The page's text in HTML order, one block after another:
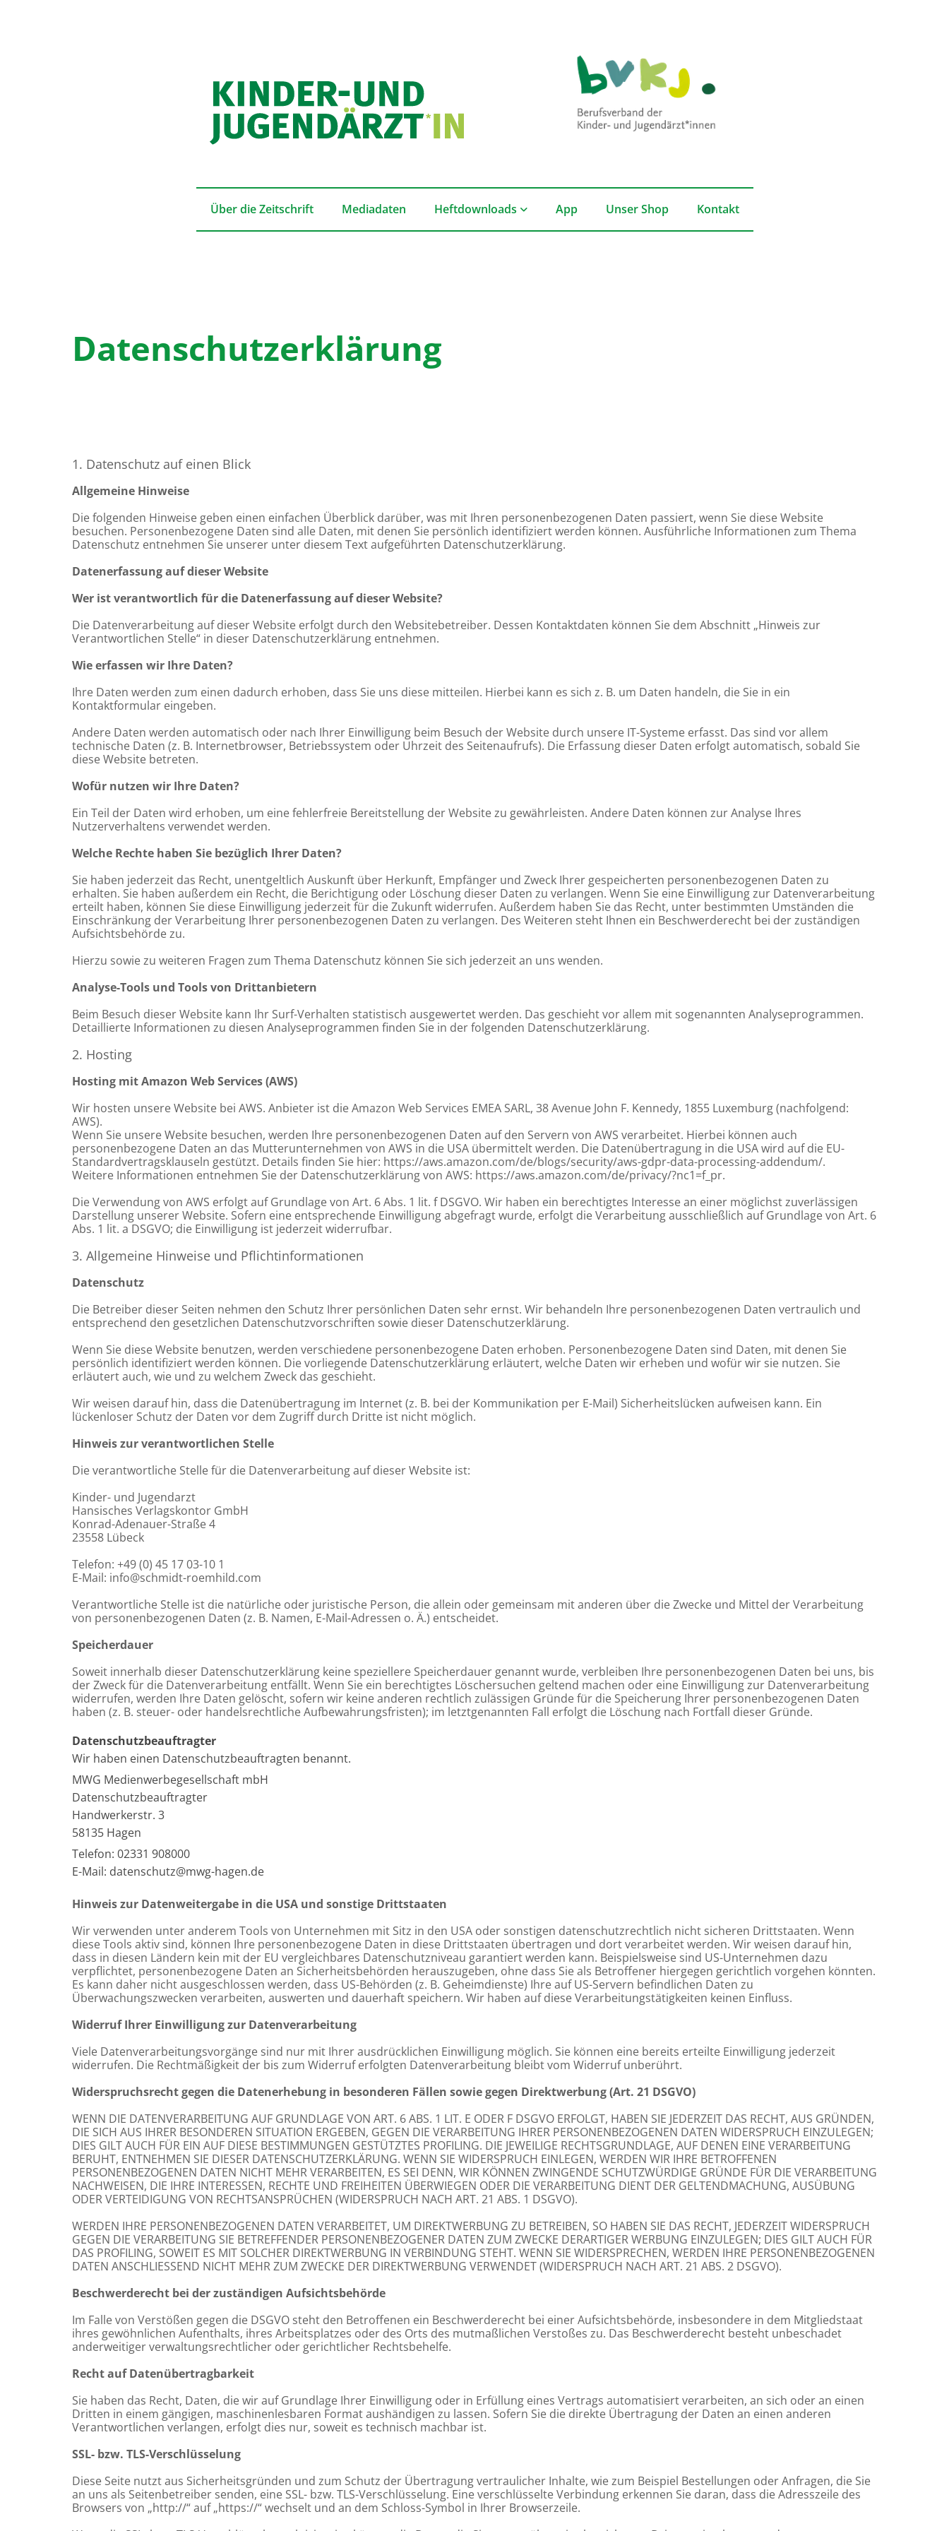
Über die Zeitschrift Mediadaten Heftdownloads App Unser Shop Kontakt
Datenschutzerklärung
1. Datenschutz auf einen Blick
Allgemeine Hinweise
Die folgenden Hinweise geben einen einfachen Überblick darüber, was mit Ihren personenbezogenen Daten passiert, wenn Sie diese Website
besuchen. Personenbezogene Daten sind alle Daten, mit denen Sie persönlich identifiziert werden können. Ausführliche Informationen zum Thema
Datenschutz entnehmen Sie unserer unter diesem Text aufgeführten Datenschutzerklärung.
Datenerfassung auf dieser Website
Wer ist verantwortlich für die Datenerfassung auf dieser Website?
Die Datenverarbeitung auf dieser Website erfolgt durch den Websitebetreiber. Dessen Kontaktdaten können Sie dem Abschnitt „Hinweis zur
Verantwortlichen Stelle“ in dieser Datenschutzerklärung entnehmen.
Wie erfassen wir Ihre Daten?
Ihre Daten werden zum einen dadurch erhoben, dass Sie uns diese mitteilen. Hierbei kann es sich z. B. um Daten handeln, die Sie in ein
Kontaktformular eingeben.
Andere Daten werden automatisch oder nach Ihrer Einwilligung beim Besuch der Website durch unsere IT-Systeme erfasst. Das sind vor allem
technische Daten (z. B. Internetbrowser, Betriebssystem oder Uhrzeit des Seitenaufrufs). Die Erfassung dieser Daten erfolgt automatisch, sobald Sie
diese Website betreten.
Wofür nutzen wir Ihre Daten?
Ein Teil der Daten wird erhoben, um eine fehlerfreie Bereitstellung der Website zu gewährleisten. Andere Daten können zur Analyse Ihres
Nutzerverhaltens verwendet werden.
Welche Rechte haben Sie bezüglich Ihrer Daten?
Sie haben jederzeit das Recht, unentgeltlich Auskunft über Herkunft, Empfänger und Zweck Ihrer gespeicherten personenbezogenen Daten zu
erhalten. Sie haben außerdem ein Recht, die Berichtigung oder Löschung dieser Daten zu verlangen. Wenn Sie eine Einwilligung zur Datenverarbeitung
erteilt haben, können Sie diese Einwilligung jederzeit für die Zukunft widerrufen. Außerdem haben Sie das Recht, unter bestimmten Umständen die
Einschränkung der Verarbeitung Ihrer personenbezogenen Daten zu verlangen. Des Weiteren steht Ihnen ein Beschwerderecht bei der zuständigen
Aufsichtsbehörde zu.
Hierzu sowie zu weiteren Fragen zum Thema Datenschutz können Sie sich jederzeit an uns wenden.
Analyse-Tools und Tools von Dritt­anbietern
Beim Besuch dieser Website kann Ihr Surf-Verhalten statistisch ausgewertet werden. Das geschieht vor allem mit sogenannten Analyseprogrammen.
Detaillierte Informationen zu diesen Analyseprogrammen finden Sie in der folgenden Datenschutzerklärung.
2. Hosting
Hosting mit Amazon Web Services (AWS)
Wir hosten unsere Website bei AWS. Anbieter ist die Amazon Web Services EMEA SARL, 38 Avenue John F. Kennedy, 1855 Luxemburg (nachfolgend:
AWS).
Wenn Sie unsere Website besuchen, werden Ihre personenbezogenen Daten auf den Servern von AWS verarbeitet. Hierbei können auch
personenbezogene Daten an das Mutterunternehmen von AWS in die USA übermittelt werden. Die Datenübertragung in die USA wird auf die EU-
Standardvertragsklauseln gestützt. Details finden Sie hier: https://aws.amazon.com/de/blogs/security/aws-gdpr-data-processing-addendum/.
Weitere Informationen entnehmen Sie der Datenschutzerklärung von AWS: https://aws.amazon.com/de/privacy/?nc1=f_pr.
Die Verwendung von AWS erfolgt auf Grundlage von Art. 6 Abs. 1 lit. f DSGVO. Wir haben ein berechtigtes Interesse an einer möglichst zuverlässigen
Darstellung unserer Website. Sofern eine entsprechende Einwilligung abgefragt wurde, erfolgt die Verarbeitung ausschließlich auf Grundlage von Art. 6
Abs. 1 lit. a DSGVO; die Einwilligung ist jederzeit widerrufbar.
3. Allgemeine Hinweise und Pflicht­informationen
Datenschutz
Die Betreiber dieser Seiten nehmen den Schutz Ihrer persönlichen Daten sehr ernst. Wir behandeln Ihre personenbezogenen Daten vertraulich und
entsprechend den gesetzlichen Datenschutzvorschriften sowie dieser Datenschutzerklärung.
Wenn Sie diese Website benutzen, werden verschiedene personenbezogene Daten erhoben. Personenbezogene Daten sind Daten, mit denen Sie
persönlich identifiziert werden können. Die vorliegende Datenschutzerklärung erläutert, welche Daten wir erheben und wofür wir sie nutzen. Sie
erläutert auch, wie und zu welchem Zweck das geschieht.
Wir weisen darauf hin, dass die Datenübertragung im Internet (z. B. bei der Kommunikation per E-Mail) Sicherheitslücken aufweisen kann. Ein
lückenloser Schutz der Daten vor dem Zugriff durch Dritte ist nicht möglich.
Hinweis zur verantwortlichen Stelle
Die verantwortliche Stelle für die Datenverarbeitung auf dieser Website ist:
Kinder- und Jugendarzt
Hansisches Verlagskontor GmbH
Konrad-Adenauer-Straße 4
23558 Lübeck
Telefon: +49 (0) 45 17 03-10 1
E-Mail: info@schmidt-roemhild.com
Verantwortliche Stelle ist die natürliche oder juristische Person, die allein oder gemeinsam mit anderen über die Zwecke und Mittel der Verarbeitung
von personenbezogenen Daten (z. B. Namen, E-Mail-Adressen o. Ä.) entscheidet.
Speicherdauer
Soweit innerhalb dieser Datenschutzerklärung keine speziellere Speicherdauer genannt wurde, verbleiben Ihre personenbezogenen Daten bei uns, bis
der Zweck für die Datenverarbeitung entfällt. Wenn Sie ein berechtigtes Löschersuchen geltend machen oder eine Einwilligung zur Datenverarbeitung
widerrufen, werden Ihre Daten gelöscht, sofern wir keine anderen rechtlich zulässigen Gründe für die Speicherung Ihrer personenbezogenen Daten
haben (z. B. steuer- oder handelsrechtliche Aufbewahrungsfristen); im letztgenannten Fall erfolgt die Löschung nach Fortfall dieser Gründe.
Datenschutz­beauftragter
Wir haben einen Datenschutzbeauftragten benannt.
MWG Medienwerbegesellschaft mbH
Datenschutzbeauftragter
Handwerkerstr. 3
58135 Hagen
Telefon: 02331 908000
E-Mail: datenschutz@mwg-hagen.de
Hinweis zur Datenweitergabe in die USA und sonstige Drittstaaten
Wir verwenden unter anderem Tools von Unternehmen mit Sitz in den USA oder sonstigen datenschutzrechtlich nicht sicheren Drittstaaten. Wenn
diese Tools aktiv sind, können Ihre personenbezogene Daten in diese Drittstaaten übertragen und dort verarbeitet werden. Wir weisen darauf hin,
dass in diesen Ländern kein mit der EU vergleichbares Datenschutzniveau garantiert werden kann. Beispielsweise sind US-Unternehmen dazu
verpflichtet, personenbezogene Daten an Sicherheitsbehörden herauszugeben, ohne dass Sie als Betroffener hiergegen gerichtlich vorgehen könnten.
Es kann daher nicht ausgeschlossen werden, dass US-Behörden (z. B. Geheimdienste) Ihre auf US-Servern befindlichen Daten zu
Überwachungszwecken verarbeiten, auswerten und dauerhaft speichern. Wir haben auf diese Verarbeitungstätigkeiten keinen Einfluss.
Widerruf Ihrer Einwilligung zur Datenverarbeitung
Viele Datenverarbeitungsvorgänge sind nur mit Ihrer ausdrücklichen Einwilligung möglich. Sie können eine bereits erteilte Einwilligung jederzeit
widerrufen. Die Rechtmäßigkeit der bis zum Widerruf erfolgten Datenverarbeitung bleibt vom Widerruf unberührt.
Widerspruchsrecht gegen die Datenerhebung in besonderen Fällen sowie gegen Direktwerbung (Art. 21 DSGVO)
WENN DIE DATENVERARBEITUNG AUF GRUNDLAGE VON ART. 6 ABS. 1 LIT. E ODER F DSGVO ERFOLGT, HABEN SIE JEDERZEIT DAS RECHT, AUS GRÜNDEN,
DIE SICH AUS IHRER BESONDEREN SITUATION ERGEBEN, GEGEN DIE VERARBEITUNG IHRER PERSONENBEZOGENEN DATEN WIDERSPRUCH EINZULEGEN;
DIES GILT AUCH FÜR EIN AUF DIESE BESTIMMUNGEN GESTÜTZTES PROFILING. DIE JEWEILIGE RECHTSGRUNDLAGE, AUF DENEN EINE VERARBEITUNG
BERUHT, ENTNEHMEN SIE DIESER DATENSCHUTZERKLÄRUNG. WENN SIE WIDERSPRUCH EINLEGEN, WERDEN WIR IHRE BETROFFENEN
PERSONENBEZOGENEN DATEN NICHT MEHR VERARBEITEN, ES SEI DENN, WIR KÖNNEN ZWINGENDE SCHUTZWÜRDIGE GRÜNDE FÜR DIE VERARBEITUNG
NACHWEISEN, DIE IHRE INTERESSEN, RECHTE UND FREIHEITEN ÜBERWIEGEN ODER DIE VERARBEITUNG DIENT DER GELTENDMACHUNG, AUSÜBUNG
ODER VERTEIDIGUNG VON RECHTSANSPRÜCHEN (WIDERSPRUCH NACH ART. 21 ABS. 1 DSGVO).
WERDEN IHRE PERSONENBEZOGENEN DATEN VERARBEITET, UM DIREKTWERBUNG ZU BETREIBEN, SO HABEN SIE DAS RECHT, JEDERZEIT WIDERSPRUCH
GEGEN DIE VERARBEITUNG SIE BETREFFENDER PERSONENBEZOGENER DATEN ZUM ZWECKE DERARTIGER WERBUNG EINZULEGEN; DIES GILT AUCH FÜR
DAS PROFILING, SOWEIT ES MIT SOLCHER DIREKTWERBUNG IN VERBINDUNG STEHT. WENN SIE WIDERSPRECHEN, WERDEN IHRE PERSONENBEZOGENEN
DATEN ANSCHLIESSEND NICHT MEHR ZUM ZWECKE DER DIREKTWERBUNG VERWENDET (WIDERSPRUCH NACH ART. 21 ABS. 2 DSGVO).
Beschwerde­recht bei der zuständigen Aufsichts­behörde
Im Falle von Verstößen gegen die DSGVO steht den Betroffenen ein Beschwerderecht bei einer Aufsichtsbehörde, insbesondere in dem Mitgliedstaat
ihres gewöhnlichen Aufenthalts, ihres Arbeitsplatzes oder des Orts des mutmaßlichen Verstoßes zu. Das Beschwerderecht besteht unbeschadet
anderweitiger verwaltungsrechtlicher oder gerichtlicher Rechtsbehelfe.
Recht auf Daten­übertrag­barkeit
Sie haben das Recht, Daten, die wir auf Grundlage Ihrer Einwilligung oder in Erfüllung eines Vertrags automatisiert verarbeiten, an sich oder an einen
Dritten in einem gängigen, maschinenlesbaren Format aushändigen zu lassen. Sofern Sie die direkte Übertragung der Daten an einen anderen
Verantwortlichen verlangen, erfolgt dies nur, soweit es technisch machbar ist.
SSL- bzw. TLS-Verschlüsselung
Diese Seite nutzt aus Sicherheitsgründen und zum Schutz der Übertragung vertraulicher Inhalte, wie zum Beispiel Bestellungen oder Anfragen, die Sie
an uns als Seitenbetreiber senden, eine SSL- bzw. TLS-Verschlüsselung. Eine verschlüsselte Verbindung erkennen Sie daran, dass die Adresszeile des
Browsers von „http://“ auf „https://“ wechselt und an dem Schloss-Symbol in Ihrer Browserzeile.